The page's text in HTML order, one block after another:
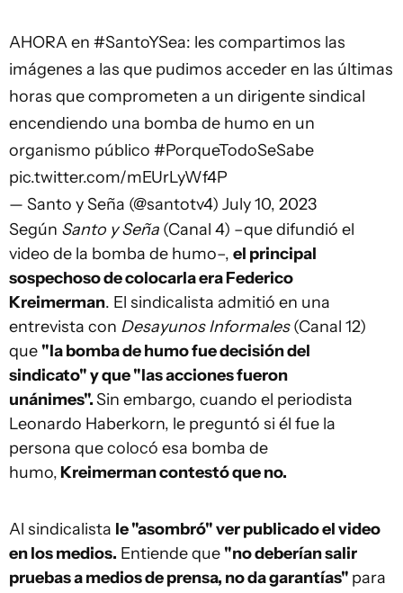
AHORA en #SantoYSea: les compartimos las
imágenes a las que pudimos acceder en las últimas
horas que comprometen a un dirigente sindical
encendiendo una bomba de humo en un
organismo público #PorqueTodoSeSabe
pic.twitter.com/mEUrLyWf4P
— Santo y Seña (@santotv4) July 10, 2023
Según Santo y Seña (Canal 4) –que difundió el
video de la bomba de humo–, el principal
sospechoso de colocarla era Federico
Kreimerman. El sindicalista admitió en una
entrevista con Desayunos Informales(Canal 12)
que "la bomba de humo fue decisión del
sindicato" y que "las acciones fueron
unánimes".Sin embargo, cuando el periodista
Leonardo Haberkorn, le preguntó si él fue la
persona que colocó esa bomba de
humo, Kreimerman contestó que no.
Al sindicalista le "asombró" ver publicado el video
en los medios. Entiende que "no deberían salir
pruebas a medios de prensa, no da garantías" para